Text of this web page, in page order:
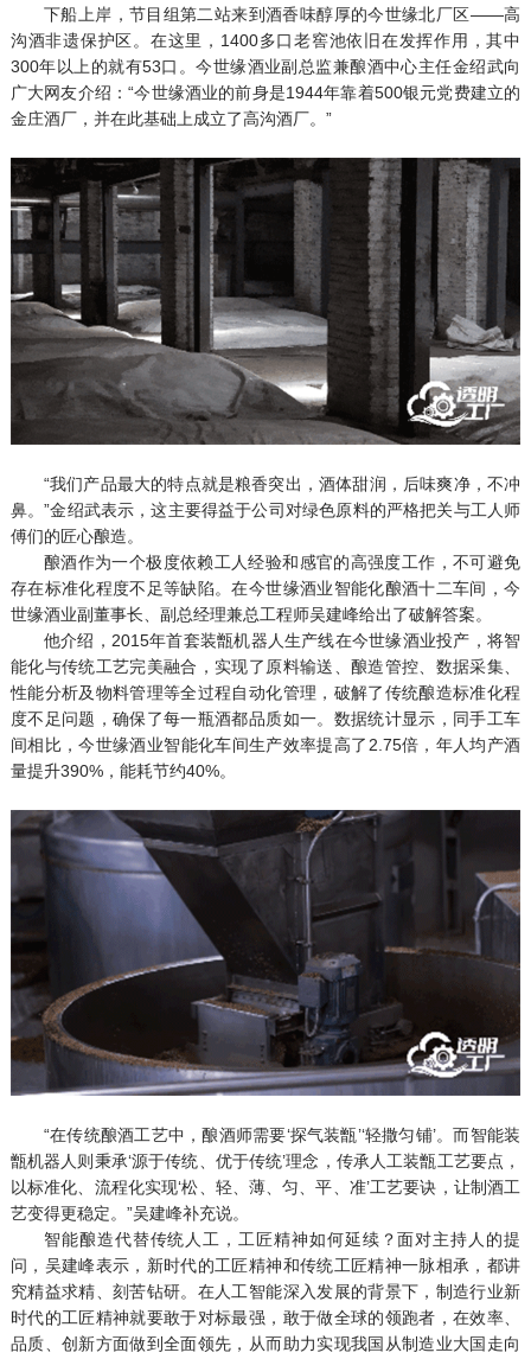
下船上岸，节目组第二站来到酒香味醇厚的今世缘北厂区——高
沟酒非遗保护区。在这里，1400多口老窖池依旧在发挥作用，其中
300年以上的就有53口。今世缘酒业副总监兼酿酒中心主任金绍武向
广大网友介绍：“今世缘酒业的前身是1944年靠着500银元党费建立的
金庄酒厂，并在此基础上成立了高沟酒厂。”
“我们产品最大的特点就是粮香突出，酒体甜润，后味爽净，不冲
鼻。”金绍武表示，这主要得益于公司对绿色原料的严格把关与工人师
傅们的匠心酿造。
酿酒作为一个极度依赖工人经验和感官的高强度工作，不可避免
存在标准化程度不足等缺陷。在今世缘酒业智能化酿酒十二车间，今
世缘酒业副董事长、副总经理兼总工程师吴建峰给出了破解答案。
他介绍，2015年首套装甑机器人生产线在今世缘酒业投产，将智
能化与传统工艺完美融合，实现了原料输送、酿造管控、数据采集、
性能分析及物料管理等全过程自动化管理，破解了传统酿造标准化程
度不足问题，确保了每一瓶酒都品质如一。数据统计显示，同手工车
间相比，今世缘酒业智能化车间生产效率提高了2.75倍，年人均产酒
量提升390%，能耗节约40%。
“在传统酿酒工艺中，酿酒师需要‘探气装甑’‘轻撒匀铺’。而智能装
甑机器人则秉承‘源于传统、优于传统’理念，传承人工装甑工艺要点，
以标准化、流程化实现‘松、轻、薄、匀、平、准’工艺要诀，让制酒工
艺变得更稳定。”吴建峰补充说。
智能酿造代替传统人工，工匠精神如何延续？面对主持人的提
问，吴建峰表示，新时代的工匠精神和传统工匠精神一脉相承，都讲
究精益求精、刻苦钻研。在人工智能深入发展的背景下，制造行业新
时代的工匠精神就要敢于对标最强，敢于做全球的领跑者，在效率、
品质、创新方面做到全面领先，从而助力实现我国从制造业大国走向